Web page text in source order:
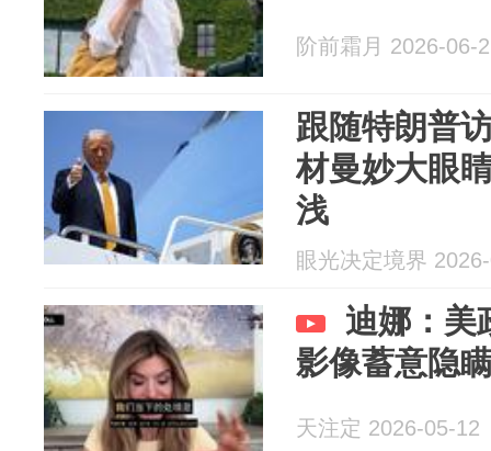
阶前霜月 2026-06-
跟随特朗普
材曼妙大眼
浅
眼光决定境界
迪娜：美
影像蓄意隐
天注定 2026-05-12